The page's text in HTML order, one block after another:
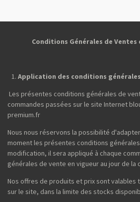
e
Conditions Générales de
Application des conditions
Les présentes conditions générales de
commandes passées sur le site Internet
premium.fr
Nous nous réservons la possibilité
moment les présentes conditions
modification, il sera appliqué à chaque
générales de vente en vigueur au jour de la
Nos offres de produits et prix sont valables
sur le site, dans la limite des stocks